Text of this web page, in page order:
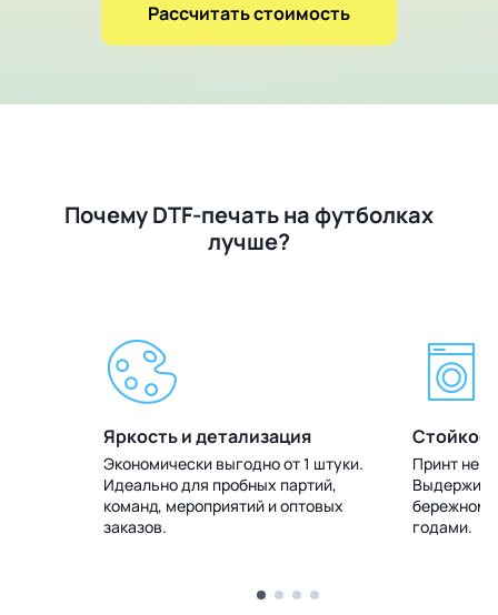
Рассчитать стоимость
Почему DTF-печать на футболках
лучше?
Яркость и детализация
Экономически выгодно от 1 штуки.
Идеально для пробных партий,
команд, мероприятий и оптовых
заказов.
Принт не
бережном
годами.